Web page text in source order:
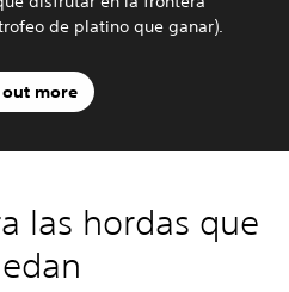
de platino que ganar).
out more
las hordas que